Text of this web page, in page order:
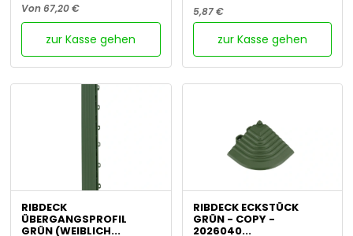
Von 67,20 €
zur Kasse gehen
5,87 €
zur Kasse gehen
RIBDECK
ÜBERGANGSPROFIL
GRÜN (WEIBLICH...
RIBDECK ECKSTÜCK
GRÜN - COPY -
2026040...